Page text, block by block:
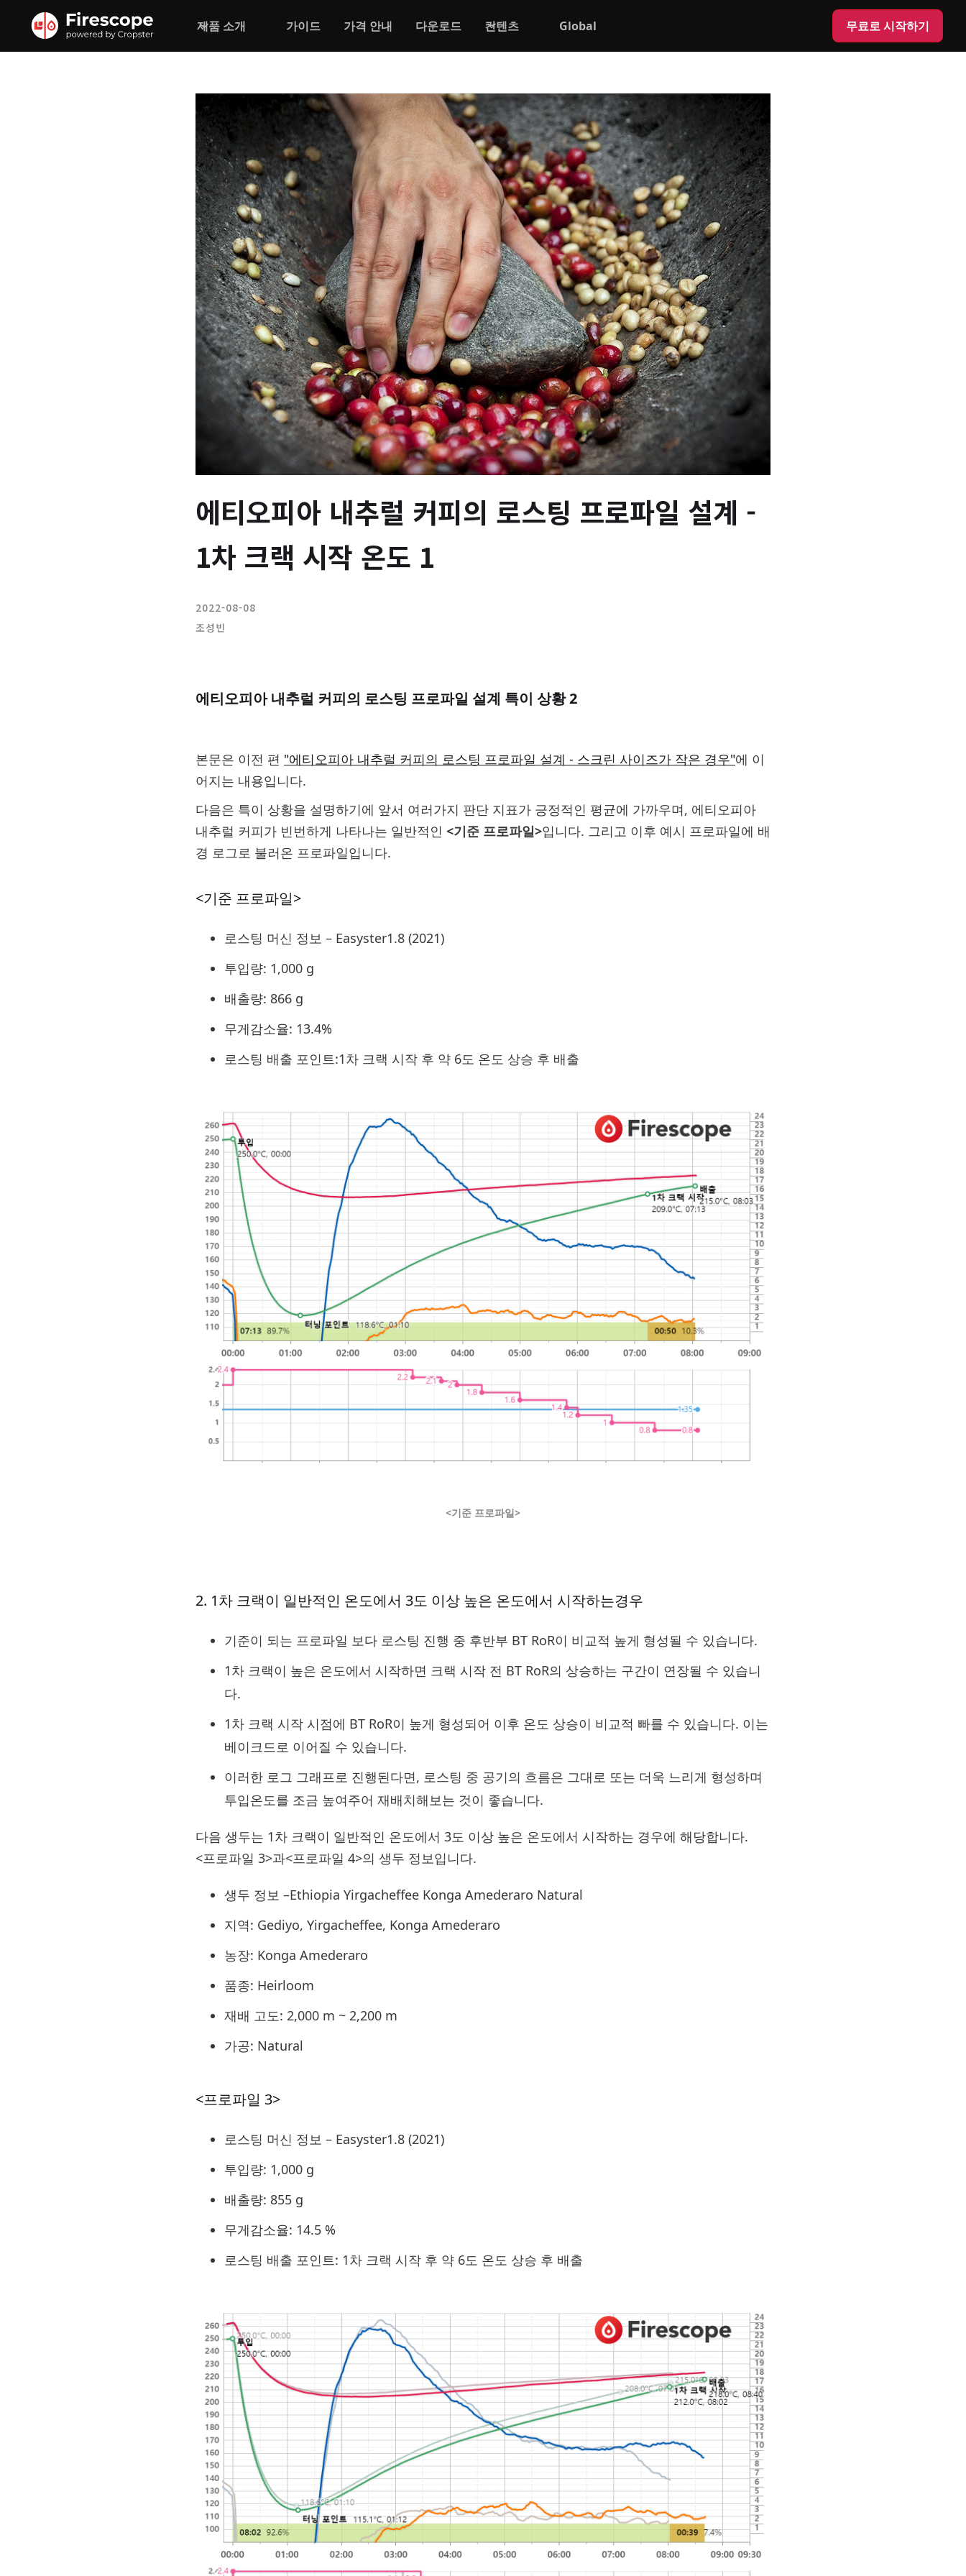
제품 소개 가이드 가격 안내 다운로드 컨텐츠 Global 무료로 시작하기
에티오피아 내추럴 커피의 로스팅 프로파일 설계 -
1차 크랙 시작 온도 1
2022-08-08
조성빈
에티오피아 내추럴 커피의 로스팅 프로파일 설계 특이 상황 2
본문은 이전 편 "에티오피아 내추럴 커피의 로스팅 프로파일 설계 - 스크린 사이즈가 작은 경우"에 이
어지는 내용입니다.
다음은 특이 상황을 설명하기에 앞서 여러가지 판단 지표가 긍정적인 평균에 가까우며, 에티오피아
내추럴 커피가 빈번하게 나타나는 일반적인 <기준 프로파일>입니다. 그리고 이후 예시 프로파일에 배
경 로그로 불러온 프로파일입니다.
<기준 프로파일>
로스팅 머신 정보 – Easyster1.8 (2021)
투입량: 1,000 g
배출량: 866 g
무게감소율: 13.4%
로스팅 배출 포인트:1차 크랙 시작 후 약 6도 온도 상승 후 배출
<기준 프로파일>
2. 1차 크랙이 일반적인 온도에서 3도 이상 높은 온도에서 시작하는경우
기준이 되는 프로파일 보다 로스팅 진행 중 후반부 BT RoR이 비교적 높게 형성될 수 있습니다.
1차 크랙이 높은 온도에서 시작하면 크랙 시작 전 BT RoR의 상승하는 구간이 연장될 수 있습니
다.
1차 크랙 시작 시점에 BT RoR이 높게 형성되어 이후 온도 상승이 비교적 빠를 수 있습니다. 이는
베이크드로 이어질 수 있습니다.
이러한 로그 그래프로 진행된다면, 로스팅 중 공기의 흐름은 그대로 또는 더욱 느리게 형성하며
투입온도를 조금 높여주어 재배치해보는 것이 좋습니다.
다음 생두는 1차 크랙이 일반적인 온도에서 3도 이상 높은 온도에서 시작하는 경우에 해당합니다.
<프로파일 3>과<프로파일 4>의 생두 정보입니다.
생두 정보 –Ethiopia Yirgacheffee Konga Amederaro Natural
지역: Gediyo, Yirgacheffee, Konga Amederaro
농장: Konga Amederaro
품종: Heirloom
재배 고도: 2,000 m ~ 2,200 m
가공: Natural
<프로파일 3>
로스팅 머신 정보 – Easyster1.8 (2021)
투입량: 1,000 g
배출량: 855 g
무게감소율: 14.5 %
로스팅 배출 포인트: 1차 크랙 시작 후 약 6도 온도 상승 후 배출